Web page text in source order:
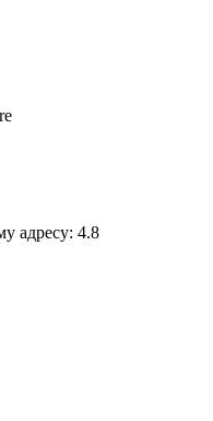
адресу: 4.8